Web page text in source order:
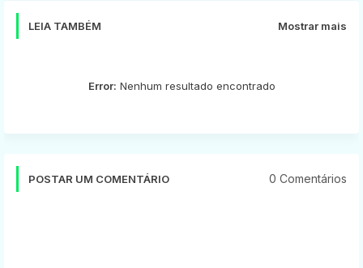
LEIA TAMBÉM Mostrar mais
Error: Nenhum resultado encontrado
POSTAR UM COMENTÁRIO 0 Comentários